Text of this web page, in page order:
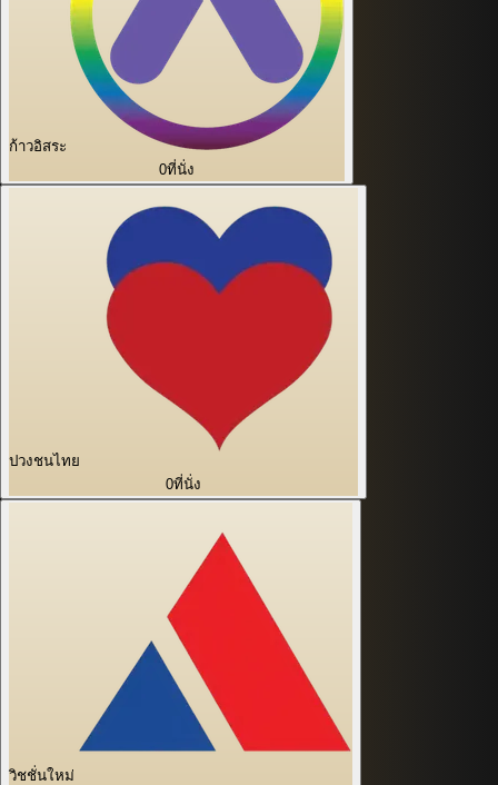
ก้าวอิสระ
0ที่นั่ง
ปวงชนไทย
0ที่นั่ง
วิชชั่นใหม่